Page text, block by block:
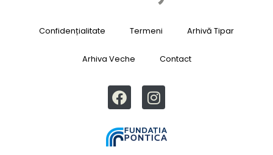
Confidențialitate Termeni Arhivă Tipar
Arhiva Veche Contact